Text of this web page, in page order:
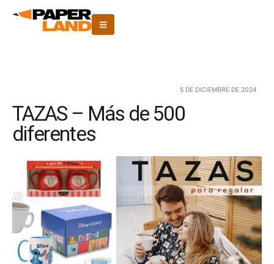
5 DE DICIEMBRE DE 2024
TAZAS – Más de 500
diferentes